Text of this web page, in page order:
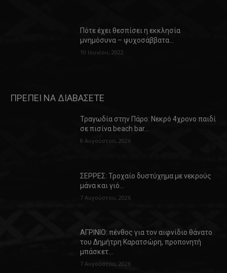
Πότε έχει θεσπίσει η εκκλησία
μνημόσυνα – ψυχοσάββατα…
10 Ιουνίου, 2022
ΠΡΕΠΕΙ ΝΑ ΔΙΑΒΑΣΕΤΕ
Τραγωδία στην Πάρο: Νεκρό 4χρονο παιδί
σε πισίνα beach bar…
8 Αυγούστου, 2026
ΣΕΡΡΕΣ: Τροχαίο δυστύχημα με νεκρούς
μάνα και γιό…
7 Αυγούστου, 2026
ΑΓΡΙΝΙΟ: πένθος για τον αιφνίδιο θάνατο
του Δημήτρη Καρατσώρη, προπονητή
μπάσκετ…
7 Αυγούστου, 2026